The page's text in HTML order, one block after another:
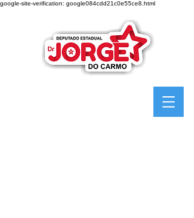
google-site-verification: google084cdd21c0e55ce8.html